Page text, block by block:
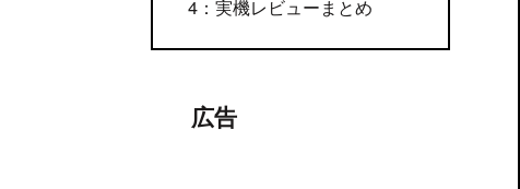
4：実機レビューまとめ
広告